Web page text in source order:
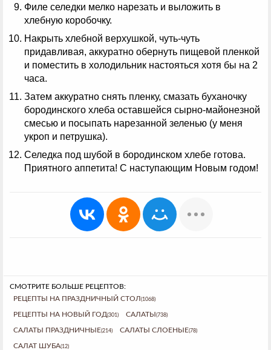
Филе селедки мелко нарезать и выложить в
хлебную коробочку.
Накрыть хлебной верхушкой, чуть-чуть
придавливая, аккуратно обернуть пищевой пленкой
и поместить в холодильник настояться хотя бы на 2
часа.
Затем аккуратно снять пленку, смазать буханочку
бородинского хлеба оставшейся сырно-майонезной
смесью и посыпать нарезанной зеленью (у меня
укроп и петрушка).
Селедка под шубой в бородинском хлебе готова.
Приятного аппетита! С наступающим Новым годом!
СМОТРИТЕ БОЛЬШЕ РЕЦЕПТОВ:
РЕЦЕПТЫ НА ПРАЗДНИЧНЫЙ СТОЛ(1068)
РЕЦЕПТЫ НА НОВЫЙ ГОД(301) САЛАТЫ(738)
САЛАТЫ ПРАЗДНИЧНЫЕ(214) САЛАТЫ СЛОЕНЫЕ(78)
САЛАТ ШУБА(12)